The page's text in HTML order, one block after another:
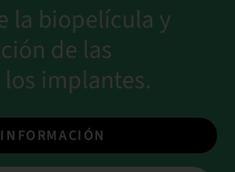
la biopelícula y
de las
implantes.